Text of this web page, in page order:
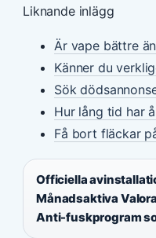
Liknande inlägg
Är vape bättre
Känner du
Sök
Hur lång tid har
Få bort fläckar
Officiella
Månadsaktiva
Anti-fuskprogram